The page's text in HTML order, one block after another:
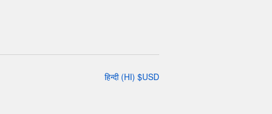
हिन्दी(HI) $USD